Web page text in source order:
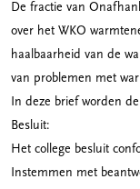
De fractie van
over het WKO
haalbaarheid van de
van problemen met
In deze brief worden
Besluit:
Het college besluit
Instemmen met